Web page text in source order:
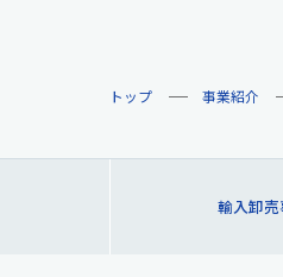
トップ 事業紹介
輸入卸